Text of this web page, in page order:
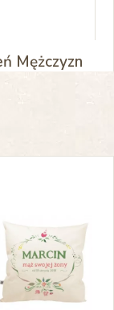
Mężczyzn